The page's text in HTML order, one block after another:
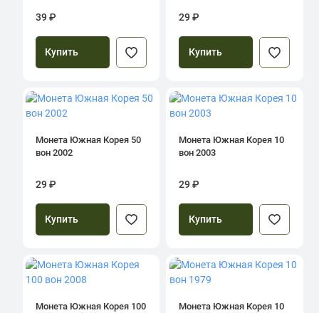
39 ₽
Купить
29 ₽
Купить
Монета Южная Корея 50
вон 2002
29 ₽
Купить
Монета Южная Корея 10
вон 2003
29 ₽
Купить
Монета Южная Корея 100
Монета Южная Корея 10